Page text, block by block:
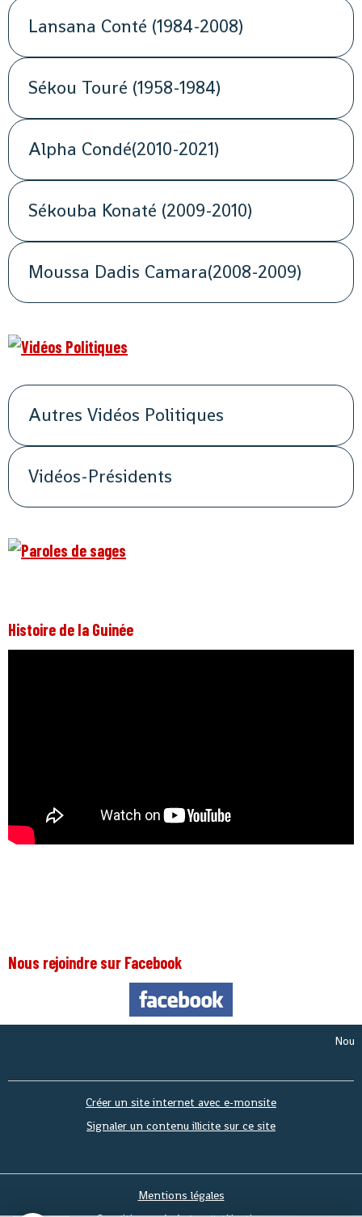
Lansana Conté (1984-2008)
Sékou Touré (1958-1984)
Alpha Condé(2010-2021)
Sékouba Konaté (2009-2010)
Moussa Dadis Camara(2008-2009)
Autres Vidéos Politiques
Vidéos-Présidents
Histoire de la Guinée
Nous rejoindre sur Facebook
Nous
Créer un site internet avec e-monsite
Signaler un contenu illicite sur ce site
Mentions légales